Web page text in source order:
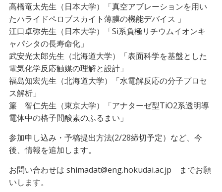
高橋竜太先生（日本大学）「真空アブレーションを用い
たハライドペロブスカイト薄膜の機能デバイス 」
江口卓弥先生（日本大学）「Si系負極リチウムイオンキ
ャパシタの長寿命化」
武安光太郎先生（北海道大学）「表面科学を基盤とした
電気化学反応触媒の理解と設計」
福島知宏先生（北海道大学）「水電解反応の分子プロセ
ス解析」
簾 智仁先生（東京大学）「アナターゼ型TiO2系透明導
電体中の格子間酸素のふるまい」
参加申し込み・予稿提出方法(2/28締切予定）など、今
後、情報を追加します。
お問い合わせは shimadat@eng.hokudai.ac.jp までお願
いします。